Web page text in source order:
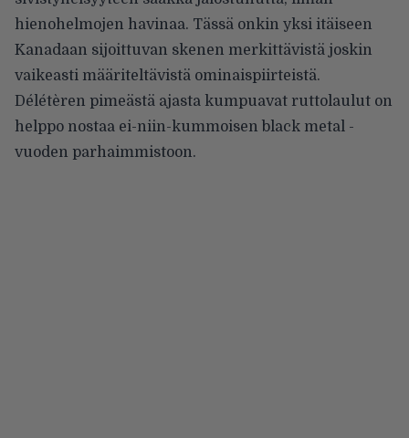
hienohelmojen havinaa. Tässä onkin yksi itäiseen
Kanadaan sijoittuvan skenen merkittävistä joskin
vaikeasti määriteltävistä ominaispiirteistä.
Délétèren pimeästä ajasta kumpuavat ruttolaulut on
helppo nostaa ei-niin-kummoisen black metal -
vuoden parhaimmistoon.